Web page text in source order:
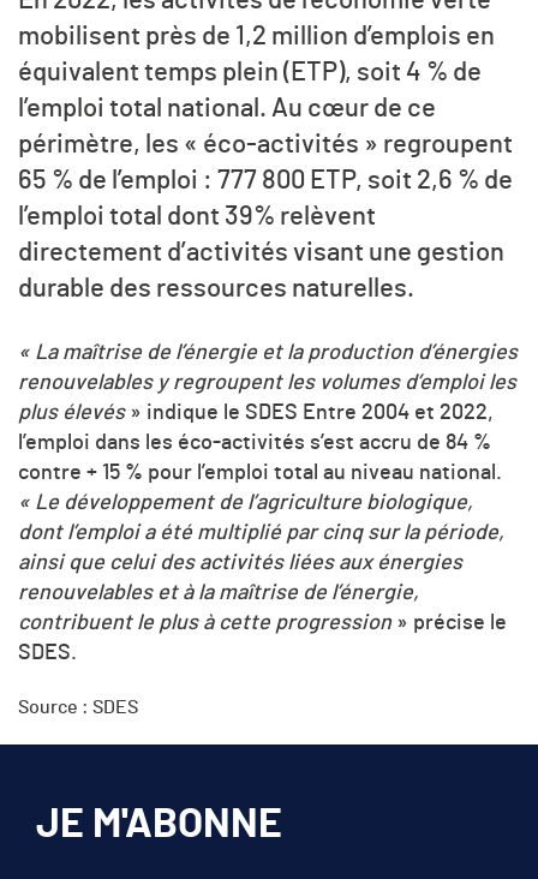
mobilisent près de 1,2 million d’emplois en
équivalent temps plein (ETP), soit 4 % de
l’emploi total national. Au cœur de ce
périmètre, les « éco-activités » regroupent
65 % de l’emploi : 777 800 ETP, soit 2,6 % de
l’emploi total dont 39% relèvent
directement d’activités visant une gestion
durable des ressources naturelles.
« La maîtrise de l’énergie et la production d’énergies
renouvelables y regroupent les volumes d’emploi les
plus élevés» indique le SDES Entre 2004 et 2022,
l’emploi dans les éco-activités s’est accru de 84 %
contre + 15 % pour l’emploi total au niveau national.
« Le développement de l’agriculture biologique,
dont l’emploi a été multiplié par cinq sur la période,
ainsi que celui des activités liées aux énergies
renouvelables et à la maîtrise de l’énergie,
contribuent le plus à cette progression » précise le
SDES.
Source : SDES
JE M'ABONNE